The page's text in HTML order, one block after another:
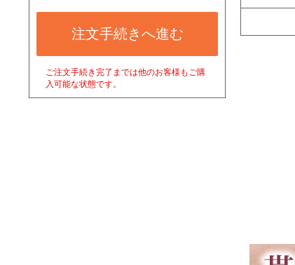
注文手続きへ進む
ご注文手続き完了までは他のお客様もご購
入可能な状態です。